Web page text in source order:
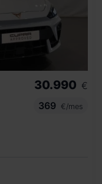
30.990 €
369
€/mes